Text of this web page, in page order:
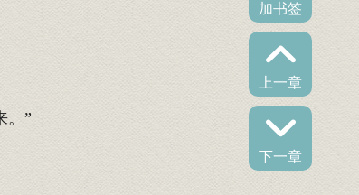
加书签
上一章
下一章
。”